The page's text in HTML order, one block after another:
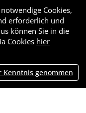
Cookies,
erforderlich und
können Sie in die
Cookies hier
Kenntnis genommen